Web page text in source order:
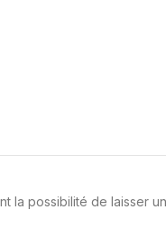
la possibilité de laisser